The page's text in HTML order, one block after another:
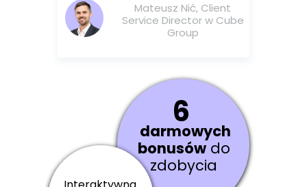
Mateusz Nić, Client
Service Director w Cube
Group
darmowych
bonusówdo
zdobycia
6